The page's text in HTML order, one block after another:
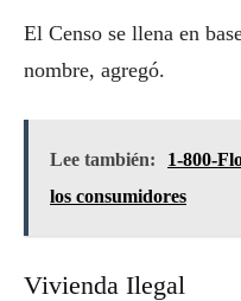
El Censo se llena en
nombre, agregó.
Lee también:
1-800-
los consumidores
Vivienda Ilegal